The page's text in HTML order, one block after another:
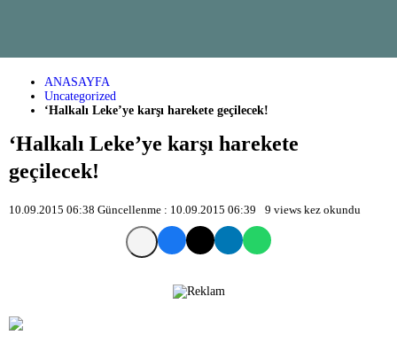
ANASAYFA
Uncategorized
‘Halkalı Leke’ye karşı harekete geçilecek!
‘Halkalı Leke’ye karşı harekete
geçilecek!
10.09.2015 06:38 Güncellenme : 10.09.2015 06:39 9 views kez okundu